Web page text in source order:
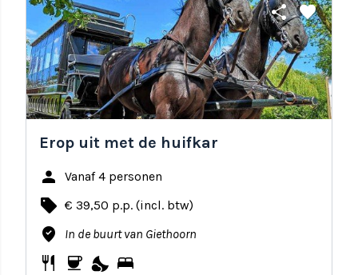
share favorite
Erop uit met de huifkar
person Vanaf 4 personen
local_offer € 39,50 p.p. (incl. btw)
where_to_vote In de buurt van Giethoorn
restaurant coffee nights_stay bed